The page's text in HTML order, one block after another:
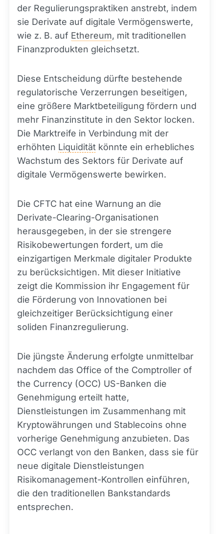
der Regulierungspraktiken anstrebt, indem
sie Derivate auf digitale Vermögenswerte,
wie z. B. auf Ethereum, mit traditionellen
Finanzprodukten gleichsetzt.
Diese Entscheidung dürfte bestehende
regulatorische Verzerrungen beseitigen,
eine größere Marktbeteiligung fördern und
mehr Finanzinstitute in den Sektor locken.
Die Marktreife in Verbindung mit der
erhöhten Liquidität könnte ein erhebliches
Wachstum des Sektors für Derivate auf
digitale Vermögenswerte bewirken.
Die CFTC hat eine Warnung an die
Derivate-Clearing-Organisationen
herausgegeben, in der sie strengere
Risikobewertungen fordert, um die
einzigartigen Merkmale digitaler Produkte
zu berücksichtigen. Mit dieser Initiative
zeigt die Kommission ihr Engagement für
die Förderung von Innovationen bei
gleichzeitiger Berücksichtigung einer
soliden Finanzregulierung.
Die jüngste Änderung erfolgte unmittelbar
nachdem das Office of the Comptroller of
the Currency (OCC) US-Banken die
Genehmigung erteilt hatte,
Dienstleistungen im Zusammenhang mit
Kryptowährungen und Stablecoins ohne
vorherige Genehmigung anzubieten. Das
OCC verlangt von den Banken, dass sie für
neue digitale Dienstleistungen
Risikomanagement-Kontrollen einführen,
die den traditionellen Bankstandards
entsprechen.